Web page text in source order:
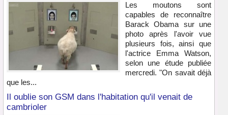
Les moutons sont
capables de reconnaître
Barack Obama sur une
photo après l'avoir vue
plusieurs fois, ainsi que
l'actrice Emma Watson,
selon une étude publiée
mercredi. "On savait déjà
que les...
Il oublie son GSM dans l'habitation qu'il venait de
cambrioler